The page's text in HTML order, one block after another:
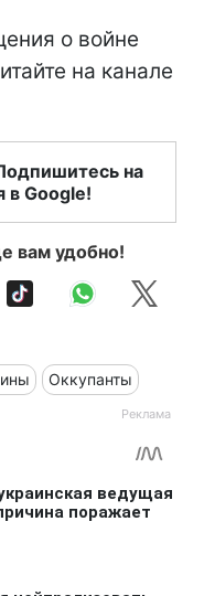
о войне
на канале
на
в Google!
вам удобно!
Оккупанты